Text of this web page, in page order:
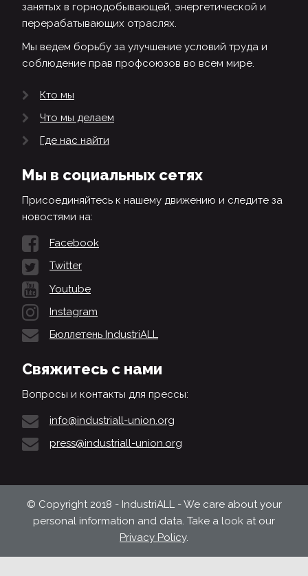
занятых в горнодобывающей, энергетической и
перерабатывающих отраслях.
Мы ведем борьбу за улучшение условий труда и
соблюдение прав профсоюзов во всем мире.
Кто мы
Что мы делаем
Где нас найти
Мы в социальных сетях
Присоединяйтесь к нашему движению и следите за
новостями на:
Facebook
Twitter
Youtube
Instagram
Бюллетень IndustriALL
Свяжитесь с нами
Вопросы и контакты для прессы:
info@industriall-union.org
press@industriall-union.org
© Copyright 2018 - IndustriALL - We care about your
personal information and data. Take a look at our
Privacy Policy.